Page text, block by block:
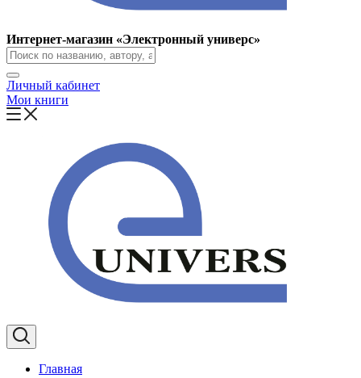
Интернет-магазин «Электронный универс»
Личный кабинет
Мои книги
Главная